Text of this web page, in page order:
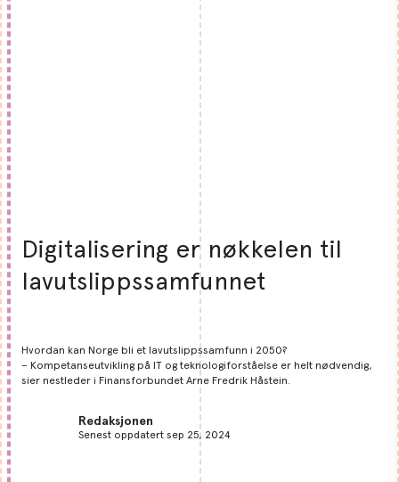
Digitalisering er nøkkelen til
lavutslippssamfunnet
Hvordan kan Norge bli et lavutslippssamfunn i 2050?
– Kompetanseutvikling på IT og teknologiforståelse er helt nødvendig,
sier nestleder i Finansforbundet Arne Fredrik Håstein.
Redaksjonen
Senest oppdatert sep 25, 2024